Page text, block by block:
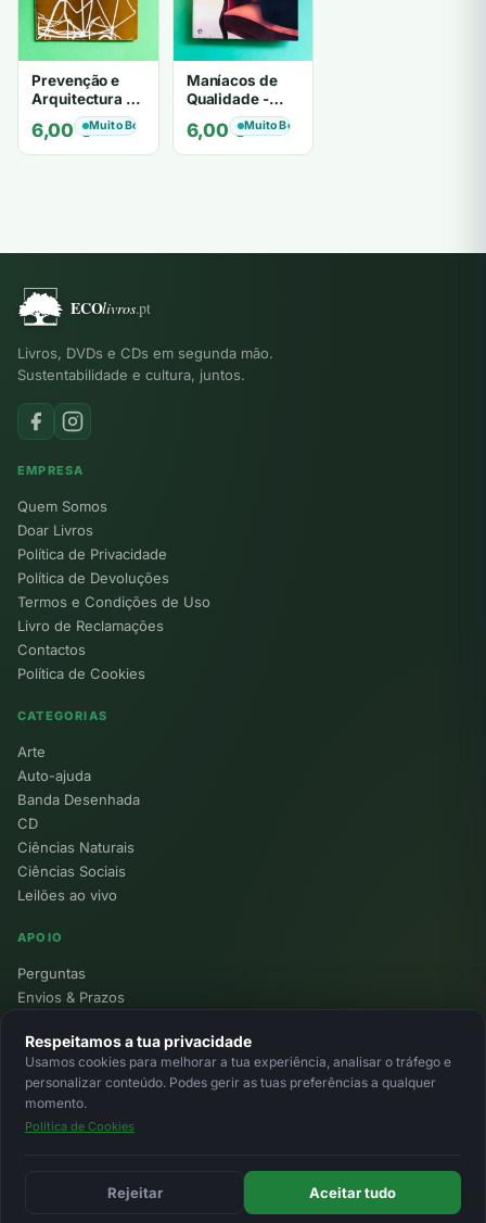
Prevenção e
Arquitectura -
CARLOS
ANTERO
FERREIRA
6,00€Muito Bom
Maníacos de
Qualidade -
Joana Amaral
Dias
6,00€Muito Bom
Livros, DVDs e CDs em segunda mão.
Sustentabilidade e cultura, juntos.
EMPRESA
Quem Somos
Doar Livros
Política de Privacidade
Política de Devoluções
Termos e Condições de Uso
Livro de Reclamações
Contactos
Política de Cookies
CATEGORIAS
Arte
Auto-ajuda
Banda Desenhada
CD
Ciências Naturais
Ciências Sociais
Leilões ao vivo
APOIO
Perguntas
Envios & Prazos
Devoluções
Minha Conta
© 2026 Ecolivros. Todos os direitos reservados.
Respeitamos a tua privacidade
Usamos cookies para melhorar a tua experiência, analisar o tráfego e
personalizar conteúdo. Podes gerir as tuas preferências a qualquer
momento.
Política de Cookies
Rejeitar Aceitar tudo